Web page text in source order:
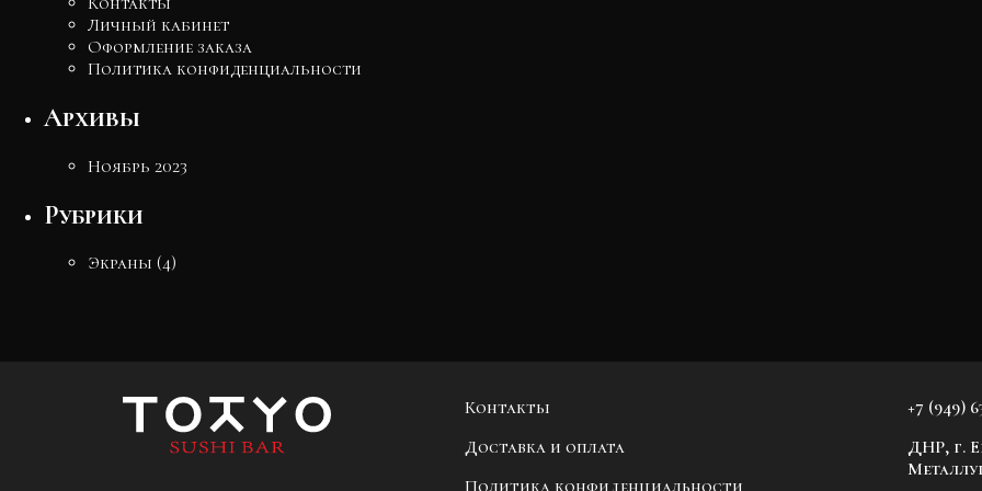
Личный кабинет
Оформление заказа
Политика конфиденциальности
Архивы
Ноябрь 2023
Рубрики
Экраны (4)
Контакты
Доставка и оплата
+7 (949)
ДНР, г.